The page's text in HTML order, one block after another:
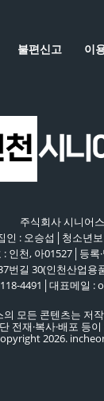
불편신고 이
주식회사 시니어
인 : 오승섭│청소년
: 인천, 아01527│등록
번길 30(인천산업
4491│대표메일 :
모든 콘텐츠는 저
전재·복사·배포 등
2026.